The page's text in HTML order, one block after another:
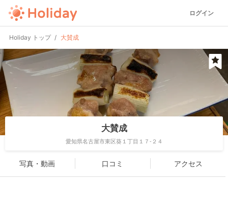
ログイン
Holiday トップ 大賛成
大賛成
愛知県名古屋市東区葵１丁目１７-２４
写真・動画 口コミ アクセス